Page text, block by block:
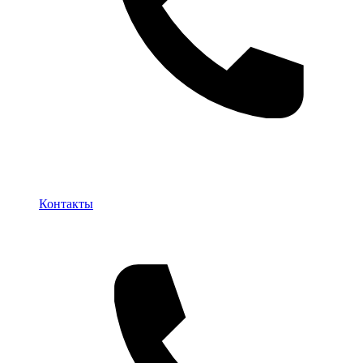
Контакты
Контакты